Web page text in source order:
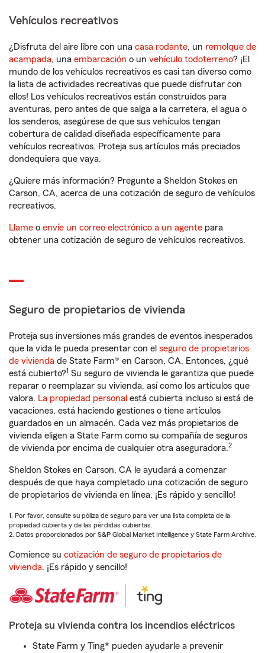
Vehículos recreativos
¿Disfruta del aire libre con una casa rodante, un remolque de
acampada, una embarcación o un vehículo todoterreno? ¡El
mundo de los vehículos recreativos es casi tan diverso como
la lista de actividades recreativas que puede disfrutar con
ellos! Los vehículos recreativos están construidos para
aventuras, pero antes de que salga a la carretera, el agua o
los senderos, asegúrese de que sus vehículos tengan
cobertura de calidad diseñada específicamente para
vehículos recreativos. Proteja sus artículos más preciados
dondequiera que vaya.
¿Quiere más información? Pregunte a Sheldon Stokes en
Carson, CA, acerca de una cotización de seguro de vehículos
recreativos.
Llame o envíe un correo electrónico a un agente para
obtener una cotización de seguro de vehículos recreativos.
Seguro de propietarios de vivienda
Proteja sus inversiones más grandes de eventos inesperados
que la vida le pueda presentar con el seguro de propietarios
de vivienda de State Farm® en Carson, CA. Entonces, ¿qué
está cubierto?1 Su seguro de vivienda le garantiza que puede
reparar o reemplazar su vivienda, así como los artículos que
valora. La propiedad personal está cubierta incluso si está de
vacaciones, está haciendo gestiones o tiene artículos
guardados en un almacén. Cada vez más propietarios de
vivienda eligen a State Farm como su compañía de seguros
de vivienda por encima de cualquier otra aseguradora.2
Sheldon Stokes en Carson, CA le ayudará a comenzar
después de que haya completado una cotización de seguro
de propietarios de vivienda en línea. ¡Es rápido y sencillo!
1. Por favor, consulte su póliza de seguro para ver una lista completa de la
propiedad cubierta y de las pérdidas cubiertas.
2. Datos proporcionados por S&P Global Market Intelligence y State Farm Archive.
Comience su cotización de seguro de propietarios de
vivienda. ¡Es rápido y sencillo!
Proteja su vivienda contra los incendios eléctricos
State Farm y Ting* pueden ayudarle a prevenir